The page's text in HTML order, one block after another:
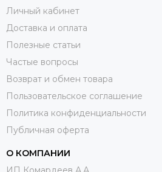
Личный кабинет
Доставка и оплата
Полезные статьи
Частые вопросы
Возврат и обмен товара
Пользовательское соглашение
Политика конфиденциальности
Публичная оферта
О КОМПАНИИ